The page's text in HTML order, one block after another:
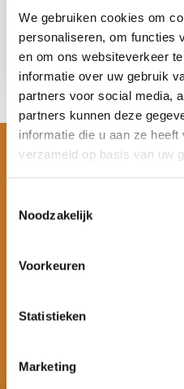
We gebruiken cookies om
personaliseren, om functies
en om ons websiteverkeer
informatie over uw gebruik
partners voor social media,
partners kunnen deze
informatie die u aan ze
verzameld op basis van uw
Noodzakelijk
Voorkeuren
Statistieken
Marketing
Direct leverbaar
nieuwsbrief met allerlei suptips